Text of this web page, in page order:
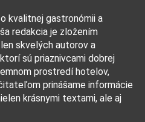
kvalitnej gastronómii a
redakcia je zložením
skvelých autorov a
sú priaznivcami dobrej
prostredí hotelov,
prinášame informácie
krásnymi textami, ale aj